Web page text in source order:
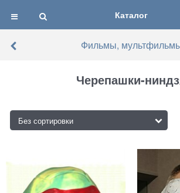
Каталог
Фильмы,
Черепашки-